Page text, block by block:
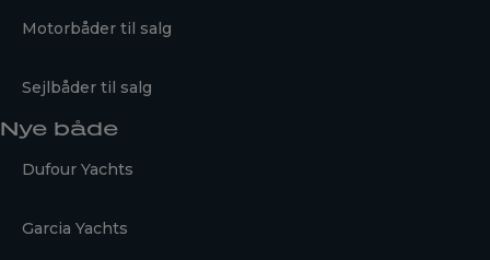
Motorbåder til salg
Sejlbåder til salg
Nye både
Dufour Yachts
Garcia Yachts